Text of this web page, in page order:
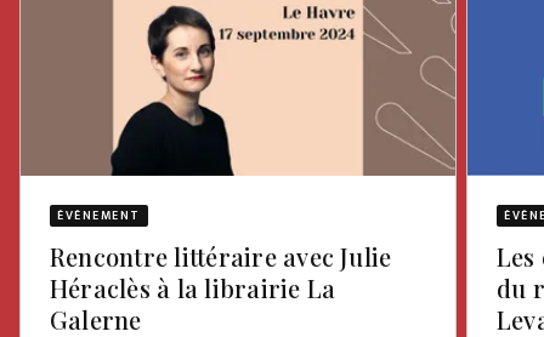
ÉVÈNEMENT
Rencontre littéraire avec Julie
Héraclès à la librairie La
Galerne
Les
du